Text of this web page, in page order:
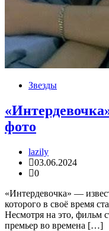
Звезды
фото
lazily
03.06.2024
0
«Интердевочка» —
которого в своё время
Несмотря на это, фильм
премьер во времена […]